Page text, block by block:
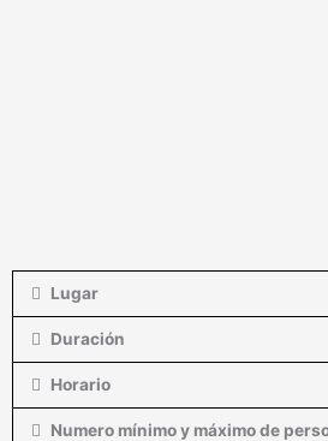
Lugar
Duración
Horario
Numero mínimo y máximo de